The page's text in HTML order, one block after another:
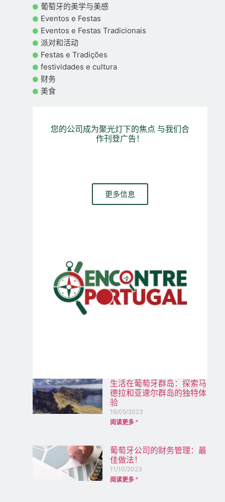
葡萄牙的美学与美感
Eventos e Festas
Eventos e Festas Tradicionais
派对和活动
Festas e Tradições
festividades e cultura
财务
美食
您的公司成为聚光灯下的焦点 与我们合
作刊登广告！
更多信息
生活在葡萄牙群岛：探索马
德拉和亚速尔群岛的独特体
验
16/05/2023
阅读更多 "
葡萄牙公司的财务管理：最
佳做法！
11/10/2023
阅读更多 "